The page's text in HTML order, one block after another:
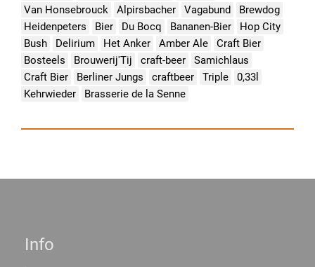
Van Honsebrouck
Alpirsbacher Vagabund
Brewdog
Heidenpeters
Bier Du Bocq Bananen-Bier
Hop City
Bush
Delirium Het Anker Amber Ale
Craft Bier
Bosteels
Brouwerij'Tij craft-beer
Samichlaus
Craft Bier
Berliner Jungs craftbeer Triple
0,33l
Kehrwieder
Brasserie de la Senne
Info